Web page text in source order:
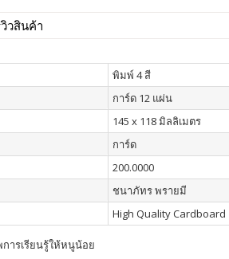
วสินค้า
พิมพ์ 4 สี
การ์ด 12 แผ่น
145 x 118 มิลลิเมตร
การ์ด
200.0000
ชนาภัทร พรายมี
High Quality Cardboard
ารเรียนรู้ให้หนูน้อย